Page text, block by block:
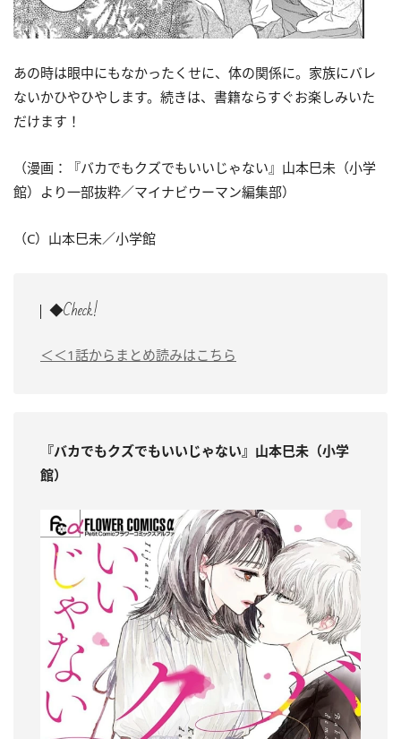
あの時は眼中にもなかったくせに、体の関係に。家族にバレ
ないかひやひやします。続きは、書籍ならすぐお楽しみいた
だけます！
（漫画：『バカでもクズでもいいじゃない』山本巳未（小学
館）より一部抜粋／マイナビウーマン編集部）
（C）山本巳未／小学館
◆Check!
＜＜1話からまとめ読みはこちら
『バカでもクズでもいいじゃない』山本巳未（小学
館）